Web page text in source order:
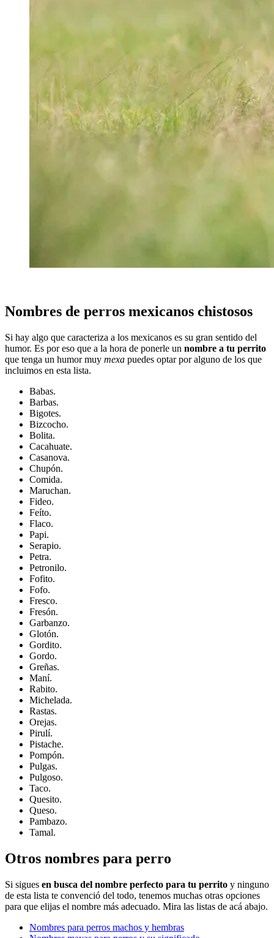
Nombres de perros mexicanos chistosos
Si hay algo que caracteriza a los mexicanos es su gran sentido del
humor. Es por eso que a la hora de ponerle un nombre a tu perrito
que tenga un humor muy mexa puedes optar por alguno de los que
incluimos en esta lista.
Babas.
Barbas.
Bigotes.
Bizcocho.
Bolita.
Cacahuate.
Casanova.
Chupón.
Comida.
Maruchan.
Fideo.
Feíto.
Flaco.
Papi.
Serapio.
Petra.
Petronilo.
Fofito.
Fofo.
Fresco.
Fresón.
Garbanzo.
Glotón.
Gordito.
Gordo.
Greñas.
Maní.
Rabito.
Michelada.
Rastas.
Orejas.
Pirulí.
Pistache.
Pompón.
Pulgas.
Pulgoso.
Taco.
Quesito.
Queso.
Pambazo.
Tamal.
Otros nombres para perro
Si sigues en busca del nombre perfecto para tu perrito y ninguno
de esta lista te convenció del todo, tenemos muchas otras opciones
para que elijas el nombre más adecuado. Mira las listas de acá abajo.
Nombres para perros machos y hembras